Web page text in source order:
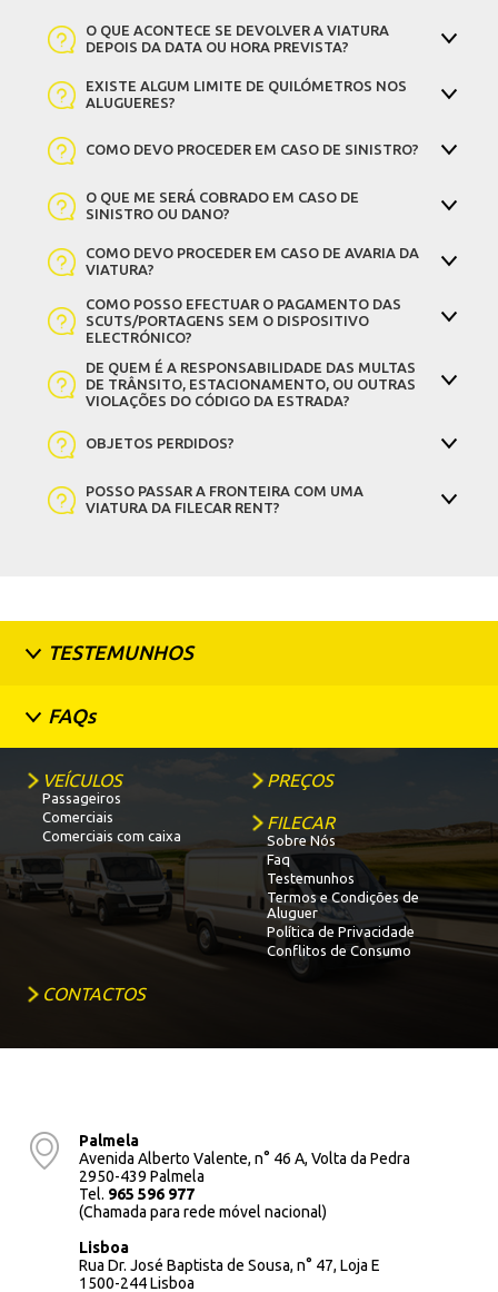
O QUE ACONTECE SE DEVOLVER A VIATURA
DEPOIS DA DATA OU HORA PREVISTA?
EXISTE ALGUM LIMITE DE QUILÓMETROS NOS
ALUGUERES?
COMO DEVO PROCEDER EM CASO DE SINISTRO?
O QUE ME SERÁ COBRADO EM CASO DE
SINISTRO OU DANO?
COMO DEVO PROCEDER EM CASO DE AVARIA DA
VIATURA?
COMO POSSO EFECTUAR O PAGAMENTO DAS
SCUTS/PORTAGENS SEM O DISPOSITIVO
ELECTRÓNICO?
DE QUEM É A RESPONSABILIDADE DAS MULTAS
DE TRÂNSITO, ESTACIONAMENTO, OU OUTRAS
VIOLAÇÕES DO CÓDIGO DA ESTRADA?
OBJETOS PERDIDOS?
POSSO PASSAR A FRONTEIRA COM UMA
VIATURA DA FILECAR RENT?
TESTEMUNHOS
FAQs
VEÍCULOS
Passageiros
Comerciais
Comerciais com caixa
PREÇOS
FILECAR
Sobre Nós
Faq
Testemunhos
Termos e Condições de
Aluguer
Política de Privacidade
Conflitos de Consumo
CONTACTOS
Palmela
Avenida Alberto Valente, n° 46 A, Volta da Pedra
2950-439 Palmela
Tel. 965 596 977
(Chamada para rede móvel nacional)
Lisboa
Rua Dr. José Baptista de Sousa, n° 47, Loja E
1500-244 Lisboa